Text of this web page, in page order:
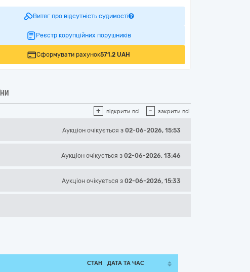
Витяг про відсутність судимості
Реєстр корупційних порушників
Сформувати рахунок571.2 UAH
+ відкрити всі - закрити всі
Аукціон очікується з 02-06-2026, 15:53
Аукціон очікується з 02-06-2026, 13:46
Аукціон очікується з 02-06-2026, 15:33
СТАН ДАТА ТА ЧАС